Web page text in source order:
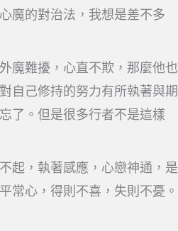
魔的對治法，我想是差不多
魔難擾，心直不欺，那麼他也
自己修持的努力有所執著與期
了。但是很多行者不是這樣
起，執著感應，心戀神通，是
常心，得則不喜，失則不憂。